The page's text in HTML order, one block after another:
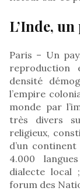
L’Inde,
Paris – Un
reproduction
densité
l’empire
monde par
très divers
religieux,
d’un
4.000
dialecte local
forum des